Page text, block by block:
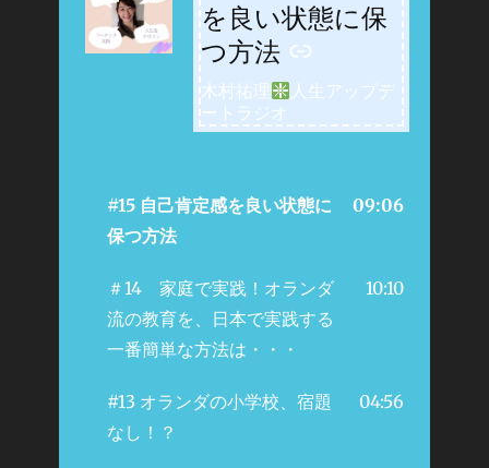
を良い状態に保
つ方法
木村祐理
人生アップデ
ートラジオ
#15 自己肯定感を良い状態に
保つ方法
09:06
＃14 家庭で実践！オランダ
流の教育を、日本で実践する
一番簡単な方法は・・・
10:10
#13 オランダの小学校、宿題
なし！？
04:56